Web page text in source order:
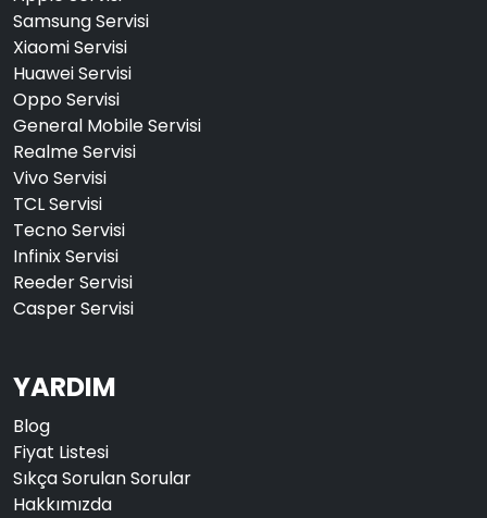
Samsung Servisi
Xiaomi Servisi
Huawei Servisi
Oppo Servisi
General Mobile Servisi
Realme Servisi
Vivo Servisi
TCL Servisi
Tecno Servisi
Infinix Servisi
Reeder Servisi
Casper Servisi
YARDIM
Blog
Fiyat Listesi
Sıkça Sorulan Sorular
Hakkımızda